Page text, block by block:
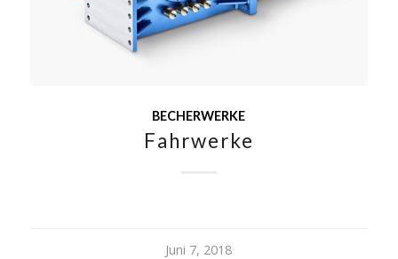
BECHERWERKE
Fahrwerke
Juni 7, 2018